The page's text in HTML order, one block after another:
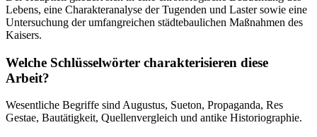
Lebens, eine Charakteranalyse der Tugenden und Laster sowie eine
Untersuchung der umfangreichen städtebaulichen Maßnahmen des
Kaisers.
Welche Schlüsselwörter charakterisieren diese
Arbeit?
Wesentliche Begriffe sind Augustus, Sueton, Propaganda, Res
Gestae, Bautätigkeit, Quellenvergleich und antike Historiographie.